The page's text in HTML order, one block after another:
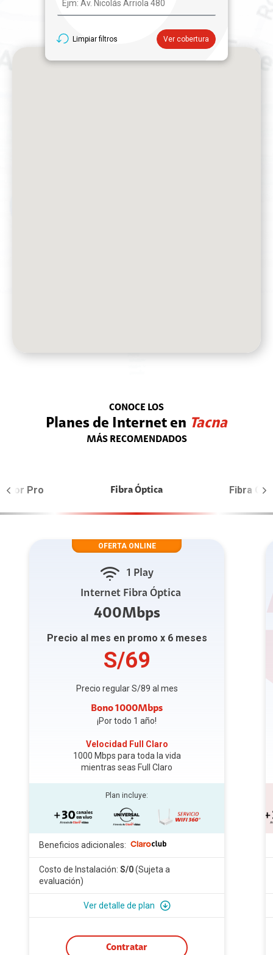
Limpiar filtros Ver cobertura
CONOCE LOS
Planes de Internet en Tacna
MÁS RECOMENDADOS
Pro Fibra Óptica Fibra
OFERTA ONLINE
1 Play
Internet Fibra Óptica
400Mbps
Precio al mes en promo x 6 meses
S/69
Precio regular S/89 al mes
Bono 1000Mbps
¡Por todo 1 año!
Velocidad Full Claro
1000 Mbps para toda la vida
mientras seas Full Claro
Plan incluye:
Beneficios adicionales:
Costo de Instalación: S/0(Sujeta a
evaluación)
Ver detalle de plan
la vida mientras seas
Full Claro
Contratar